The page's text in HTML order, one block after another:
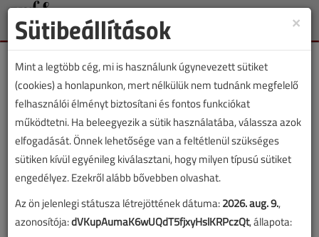
Toggle
Lapszám:
TARTALOM
HKL Klímatechnika
×
Sütibeállítások
Mint a legtöbb cég, mi is használunk úgynevezett sütiket
(cookies) a honlapunkon, mert nélkülük nem tudnánk megfelelő
felhasználói élményt biztosítani és fontos funkciókat
működtetni. Ha beleegyezik a sütik használatába, válassza azok
elfogadását. Önnek lehetősége van a feltétlenül szükséges
sütiken kívül egyénileg kiválasztani, hogy milyen típusú sütiket
engedélyez. Ezekről alább bővebben olvashat.
Az ön jelenlegi státusza létrejöttének dátuma:2026. aug. 9.,
azonosítója:dVKupAumaK6wUQdT5fjxyHslKRPczQt, állapota: